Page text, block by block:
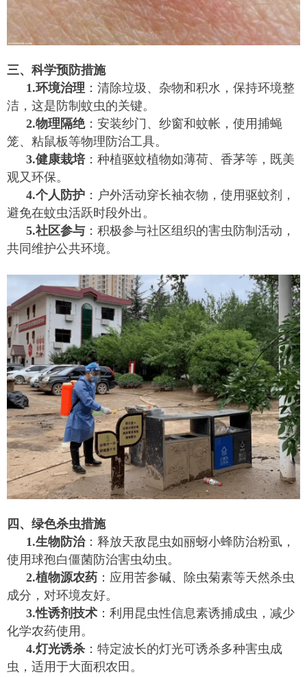
三、科学预防措施
1.环境治理 ：清除垃圾、杂物和积水，保持环境整
洁，这是防制蚊虫的关键。
2.物理隔绝：安装纱门、纱窗和蚊帐，使用捕蝇
笼、粘鼠板等物理防治工具。
3.健康栽培：种植驱蚊植物如薄荷、香茅等，既美
观又环保。
4.个人防护 ：户外活动穿长袖衣物，使用驱蚊剂，
避免在蚊虫活跃时段外出。
5.社区参与 ：积极参与社区组织的害虫防制活动，
共同维护公共环境。
四、绿色杀虫措施
1.生物防治：释放天敌昆虫如丽蚜小蜂防治粉虱，
使用球孢白僵菌防治害虫幼虫。
2.植物源农药 ：应用苦参碱、除虫菊素等天然杀虫
成分，对环境友好。
3.性诱剂技术 ：利用昆虫性信息素诱捕成虫，减少
化学农药使用。
4.灯光诱杀 ：特定波长的灯光可诱杀多种害虫成
虫，适用于大面积农田。